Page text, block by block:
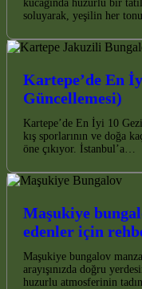
kucağında huzurlu bir
soluyarak, yeşilin her
Kartepe’de En
Güncellemesi)
Kartepe’de En İyi 10
kış sporlarının ve doğa
öne çıkıyor. İstanbul’a…
Maşukiye
edenler için
Maşukiye bungalov
arayışınızda doğru
huzurlu atmosferinin